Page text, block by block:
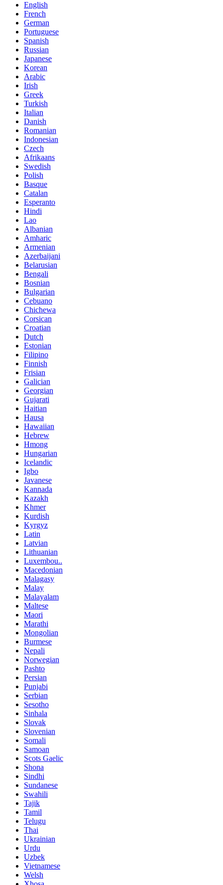
English
French
German
Portuguese
Spanish
Russian
Japanese
Korean
Arabic
Irish
Greek
Turkish
Italian
Danish
Romanian
Indonesian
Czech
Afrikaans
Swedish
Polish
Basque
Catalan
Esperanto
Hindi
Lao
Albanian
Amharic
Armenian
Azerbaijani
Belarusian
Bengali
Bosnian
Bulgarian
Cebuano
Chichewa
Corsican
Croatian
Dutch
Estonian
Filipino
Finnish
Frisian
Galician
Georgian
Gujarati
Haitian
Hausa
Hawaiian
Hebrew
Hmong
Hungarian
Icelandic
Igbo
Javanese
Kannada
Kazakh
Khmer
Kurdish
Kyrgyz
Latin
Latvian
Lithuanian
Luxembou..
Macedonian
Malagasy
Malay
Malayalam
Maltese
Maori
Marathi
Mongolian
Burmese
Nepali
Norwegian
Pashto
Persian
Punjabi
Serbian
Sesotho
Sinhala
Slovak
Slovenian
Somali
Samoan
Scots Gaelic
Shona
Sindhi
Sundanese
Swahili
Tajik
Tamil
Telugu
Thai
Ukrainian
Urdu
Uzbek
Vietnamese
Welsh